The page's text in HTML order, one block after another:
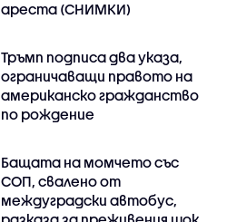
ареста (СНИМКИ)
Тръмп подписа два указа,
ограничаващи правото на
американско гражданство
по рождение
Бащата на момчето със
СОП, свалено от
междуградски автобус,